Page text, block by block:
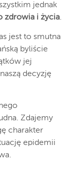
jednak
zdrowia i życia.
jest to smutna
byliście
jej
decyzję
Zdajemy
charakter
epidemii